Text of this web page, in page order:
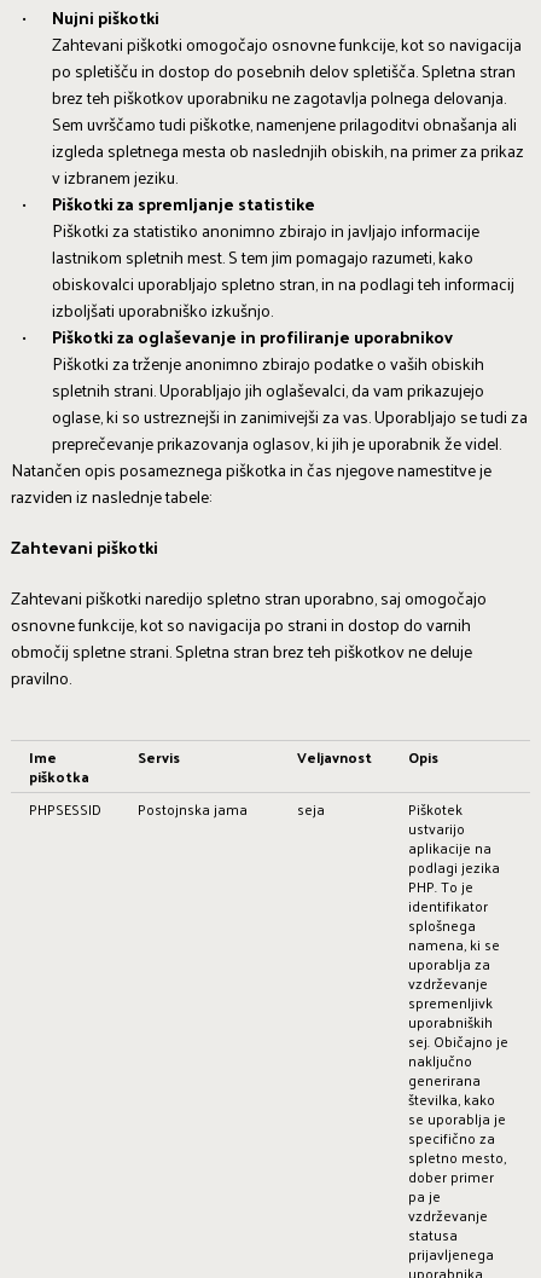
Nujni piškotki
Zahtevani piškotki omogočajo osnovne funkcije, kot so navigacija
po spletišču in dostop do posebnih delov spletišča. Spletna stran
brez teh piškotkov uporabniku ne zagotavlja polnega delovanja.
Sem uvrščamo tudi piškotke, namenjene prilagoditvi obnašanja ali
izgleda spletnega mesta ob naslednjih obiskih, na primer za prikaz
v izbranem jeziku.
Piškotki za spremljanje statistike
Piškotki za statistiko anonimno zbirajo in javljajo informacije
lastnikom spletnih mest. S tem jim pomagajo razumeti, kako
obiskovalci uporabljajo spletno stran, in na podlagi teh informacij
izboljšati uporabniško izkušnjo.
Piškotki za oglaševanje in profiliranje uporabnikov
Piškotki za trženje anonimno zbirajo podatke o vaših obiskih
spletnih strani. Uporabljajo jih oglaševalci, da vam prikazujejo
oglase, ki so ustreznejši in zanimivejši za vas. Uporabljajo se tudi za
preprečevanje prikazovanja oglasov, ki jih je uporabnik že videl.
Natančen opis posameznega piškotka in čas njegove namestitve je
razviden iz naslednje tabele:
Zahtevani piškotki
Zahtevani piškotki naredijo spletno stran uporabno, saj omogočajo
osnovne funkcije, kot so navigacija po strani in dostop do varnih
območij spletne strani. Spletna stran brez teh piškotkov ne deluje
pravilno.
Ime
piškotka
Servis Veljavnost
Opis
PHPSESSID
Postojnska jama seja Piškotek
ustvarijo
aplikacije na
podlagi jezika
PHP. To je
identifikator
splošnega
namena, ki se
uporablja za
vzdrževanje
spremenljivk
uporabniških
sej. Običajno je
naključno
generirana
številka, kako
se uporablja je
specifično za
spletno mesto,
dober primer
pa je
vzdrževanje
statusa
prijavljenega